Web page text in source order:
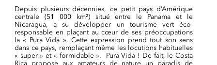
Depuis plusieurs décennies, ce petit pays d’Amérique
centrale (51 000 km²) situé entre le Panama et le
Nicaragua, a su développer un tourisme vert éco-
responsable en plaçant au cœur de ses préoccupations
la « Pura Vida ». Cette expression prend tout son sens
dans ce pays, remplaçant même les locutions habituelles
« super » et « formidable ». Pura Vida ! De fait, le Costa
Rica propose aux amateurs de nature un paradis de